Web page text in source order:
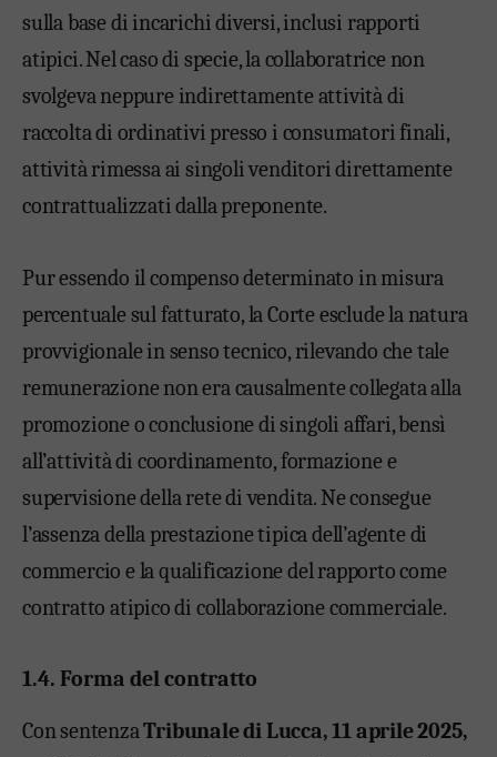
sulla base di incarichi diversi, inclusi rapporti
atipici. Nel caso di specie, la collaboratrice non
svolgeva neppure indirettamente attività di
raccolta di ordinativi presso i consumatori finali,
attività rimessa ai singoli venditori direttamente
contrattualizzati dalla preponente.
Pur essendo il compenso determinato in misura
percentuale sul fatturato, la Corte esclude la natura
provvigionale in senso tecnico, rilevando che tale
remunerazione non era causalmente collegata alla
promozione o conclusione di singoli affari, bensì
all’attività di coordinamento, formazione e
supervisione della rete di vendita. Ne consegue
l’assenza della prestazione tipica dell’agente di
commercio e la qualificazione del rapporto come
contratto atipico di collaborazione commerciale.
1.4. Forma del contratto
Con sentenzaTribunale di Lucca, 11 aprile 2025,